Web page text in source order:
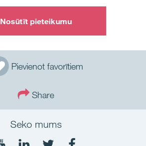
Pievienot favorītiem
Share
Nosūtīt pieteikumu
Seko mums